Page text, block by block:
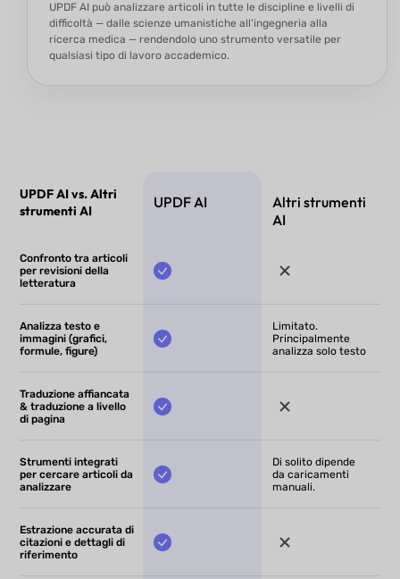
UPDF AI può analizzare articoli in tutte le discipline e livelli di
difficoltà — dalle scienze umanistiche all'ingegneria alla
ricerca medica — rendendolo uno strumento versatile per
qualsiasi tipo di lavoro accademico.
UPDF AI vs. Altri
strumenti AI
UPDF AI
Altri strumenti
AI
Confronto tra articoli
per revisioni della
letteratura
Analizza testo e
immagini (grafici,
formule, figure)
Limitato.
Principalmente
analizza solo testo
Traduzione affiancata
& traduzione a livello
di pagina
Strumenti integrati
per cercare articoli da
analizzare
Di solito dipende
da caricamenti
manuali.
Estrazione accurata di
citazioni e dettagli di
riferimento